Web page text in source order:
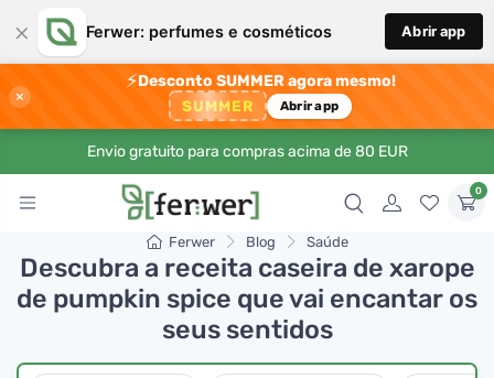
× Ferwer: perfumes e cosméticos Abrir app
×
⚡Desconto SUMMER agora mesmo!
SUMMER Abrir app
Envio gratuito para compras acima de 80 EUR
0
Ferwer Blog Saúde
Descubra a receita caseira de xarope
de pumpkin spice que vai encantar os
seus sentidos